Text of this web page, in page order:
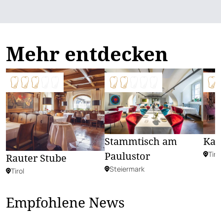
Mehr entdecken
Rauter Stube
Tirol
Stammtisch am
Paulustor
Steiermark
Tirol
Empfohlene News